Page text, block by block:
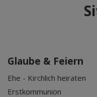
Glaube & Feiern
Ehe - Kirchlich heiraten
Erstkommunion